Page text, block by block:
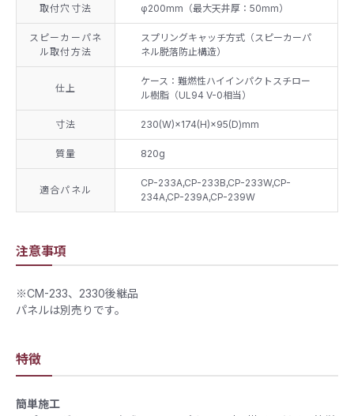
取付穴寸法 ​φ200mm（最大天井厚：50mm）
スピーカーパネ
ル取付方法
スプリングキャッチ方式（スピーカーパ
ネル脱落防止構造）
仕上
ケース：難燃性ハイインパクトスチロー
ル樹脂（UL94 V-0相当）
寸法 ​230(W)×174(H)×95(D)mm
質量 ​820g
適合パネル
CP-233A,CP-233B,CP-233W,CP-
234A,CP-239A,CP-239W
注意事項
※CM-233、2330後継品
パネルは別売りです。
特徴
簡単施工